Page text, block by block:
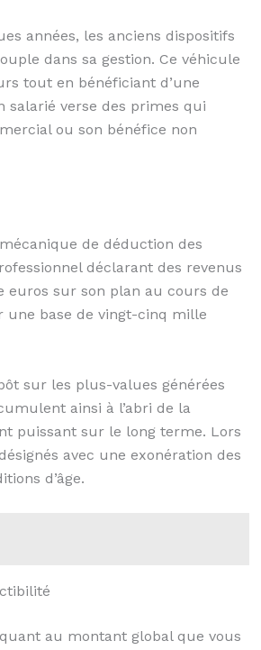
années, les anciens dispositifs
dans sa gestion. Ce véhicule
tout en bénéficiant d’une
salarié verse des primes qui
ou son bénéfice non
de déduction des
déclarant des revenus
euros sur son plan au cours de
une base de vingt-cinq mille
sur les plus-values générées
ainsi à l’abri de la
puissant sur le long terme. Lors
avec une exonération des
d’âge.
au montant global que vous